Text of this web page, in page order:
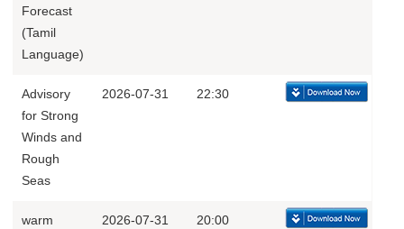
Forecast
(Tamil
Language)
Advisory
for Strong
Winds and
Rough
Seas
2026-07-31 22:30
warm
2026-07-31 20:00